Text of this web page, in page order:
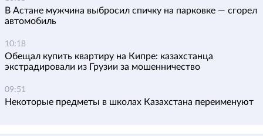
В Астане мужчина выбросил спичку на парковке — сгорел
автомобиль
10:18
Обещал купить квартиру на Кипре: казахстанца
экстрадировали из Грузии за мошенничество
09:51
Некоторые предметы в школах Казахстана переименуют